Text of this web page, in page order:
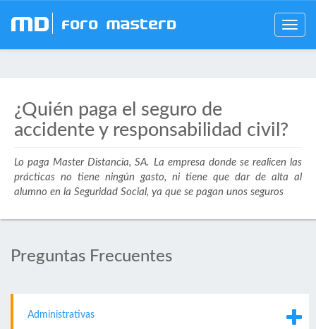
Toggle
mD Foro MasterD
¿Quién paga el seguro de
accidente y responsabilidad civil?
Lo paga Master Distancia, SA. La empresa donde se realicen las
prácticas no tiene ningún gasto, ni tiene que dar de alta al
alumno en la Seguridad Social, ya que se pagan unos seguros
Preguntas Frecuentes
Administrativas